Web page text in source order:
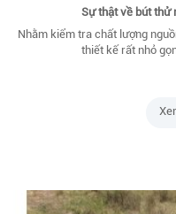
Sự thật về bút thử
Nhằm kiểm tra chất lượng
thiết kế rất nhỏ